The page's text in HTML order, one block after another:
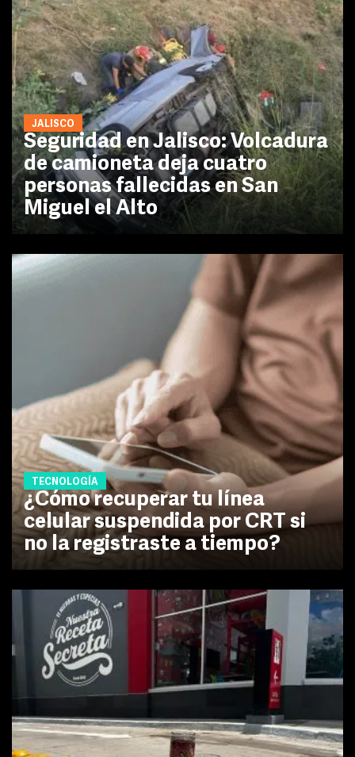
JALISCO
Seguridad en Jalisco: Volcadura
de camioneta deja cuatro
personas fallecidas en San
Miguel el Alto
TECNOLOGÍA
¿Cómo recuperar tu línea
celular suspendida por CRT si
no la registraste a tiempo?